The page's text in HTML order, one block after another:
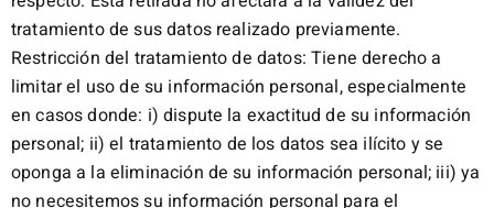
tratamiento de sus datos realizado previamente.
Restricción del tratamiento de datos: Tiene derecho a
limitar el uso de su información personal, especialmente
en casos donde: i) dispute la exactitud de su información
personal; ii) el tratamiento de los datos sea ilícito y se
oponga a la eliminación de su información personal; iii) ya
no necesitemos su información personal para el